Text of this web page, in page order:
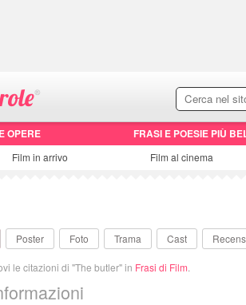
OPERE FRASI E POESIE PIÙ
Film in arrivo Film al cinema
Poster Foto Trama Cast
le citazioni di "The butler" in Frasi di Film